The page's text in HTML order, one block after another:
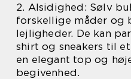
2. Alsidighed: Sølv
forskellige måder og
lejligheder. De kan
shirt og sneakers til
en elegant top og
begivenhed.